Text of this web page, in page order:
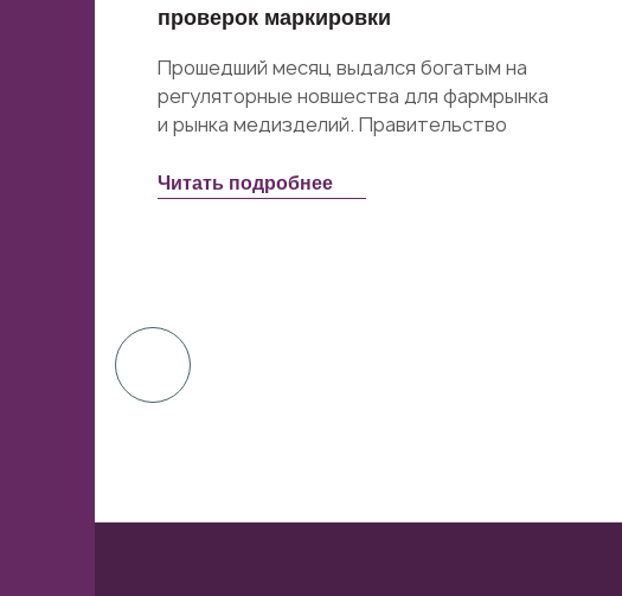
проверок маркировки
Прошедший месяц выдался богатым на
регуляторные новшества для фармрынка
и рынка медизделий. Правительство
развития отрасли, надзорным органам...
Читать подробнее